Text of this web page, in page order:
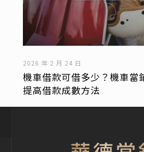
2026 年 2 月 24 日
機車借款可借多少？機車當
提高借款成數方法